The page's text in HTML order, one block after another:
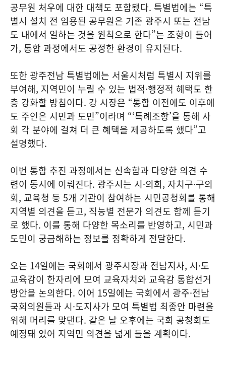
공무원 처우에 대한 대책도 포함됐다. 특별법에는 “특
별시 설치 전 임용된 공무원은 기존 광주시 또는 전남
도 내에서 일하는 것을 원칙으로 한다”는 조항이 들어
가, 통합 과정에서도 공정한 환경이 유지된다.
또한 광주전남 특별법에는 서울시처럼 특별시 지위를
부여해, 지역민이 누릴 수 있는 법적·행정적 혜택도 한
층 강화할 방침이다. 강 시장은 “통합 이전에도 이후에
도 주인은 시민과 도민”이라며 “‘특례조항’을 통해 사
회 각 분야에 걸쳐 더 큰 혜택을 제공하도록 했다”고
설명했다.
이번 통합 추진 과정에서는 신속함과 다양한 의견 수
렴이 동시에 이뤄진다. 광주시는 시·의회, 자치구·구의
회, 교육청 등 5개 기관이 참여하는 시민공청회를 통해
지역별 의견을 듣고, 직능별 전문가 의견도 함께 듣기
로 했다. 이를 통해 다양한 목소리를 반영하고, 시민과
도민이 궁금해하는 정보를 정확하게 전달한다.
오는 14일에는 국회에서 광주시장과 전남지사, 시·도
교육감이 한자리에 모여 교육자치와 교육감 통합선거
방안을 논의한다. 이어 15일에는 국회에서 광주·전남
국회의원들과 시·도지사가 모여 특별법 최종안 마련을
위해 머리를 맞댄다. 같은 날 오후에는 국회 공청회도
예정돼 있어 지역민 의견을 넓게 들을 계획이다.